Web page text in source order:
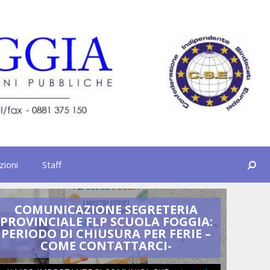
Staff Cerca
COMUNICAZIONE SEGRETERIA
PROVINCIALE FLP SCUOLA FOGGIA:
PERIODO DI CHIUSURA PER FERIE –
COME CONTATTARCI-